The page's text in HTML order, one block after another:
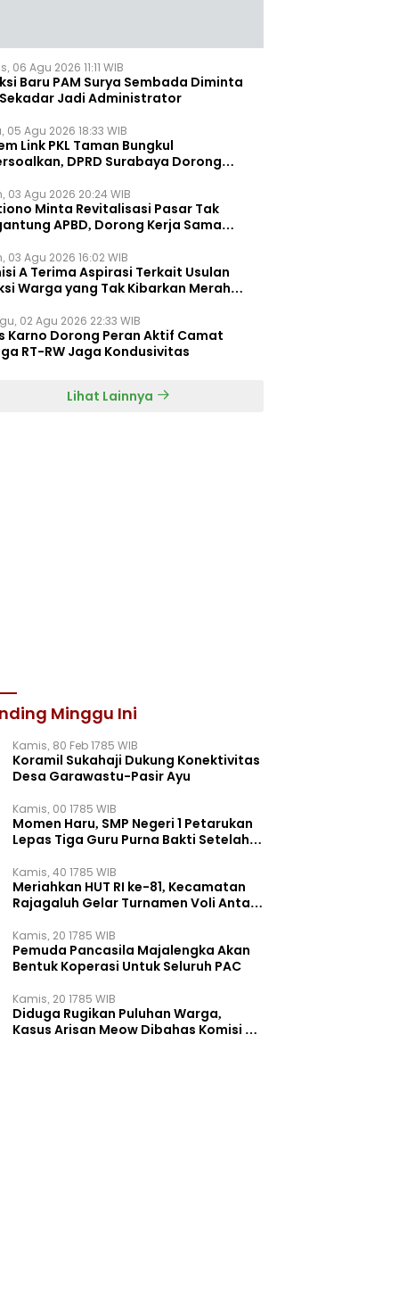
06 Agu 2026 11:11 WIB
Baru PAM Surya Sembada Diminta
Jadi Administrator
05 Agu 2026 18:33 WIB
Link PKL Taman Bungkul
DPRD Surabaya Dorong
03 Agu 2026 20:24 WIB
Minta Revitalisasi Pasar Tak
APBD, Dorong Kerja Sama
03 Agu 2026 16:02 WIB
A Terima Aspirasi Terkait Usulan
Warga yang Tak Kibarkan Merah
02 Agu 2026 22:33 WIB
Karno Dorong Peran Aktif Camat
RT-RW Jaga Kondusivitas
Lihat Lainnya
Minggu Ini
Kamis, 80 Feb 1785 WIB
Koramil Sukahaji Dukung Konektivitas
Desa Garawastu-Pasir Ayu
Kamis, 00 1785 WIB
Momen Haru, SMP Negeri 1 Petarukan
Lepas Tiga Guru Purna Bakti Setelah
Kamis, 40 1785 WIB
Meriahkan HUT RI ke-81, Kecamatan
Rajagaluh Gelar Turnamen Voli Antar
Kamis, 20 1785 WIB
Pemuda Pancasila Majalengka Akan
Bentuk Koperasi Untuk Seluruh PAC
Kamis, 20 1785 WIB
Diduga Rugikan Puluhan Warga,
Kasus Arisan Meow Dibahas Komisi B